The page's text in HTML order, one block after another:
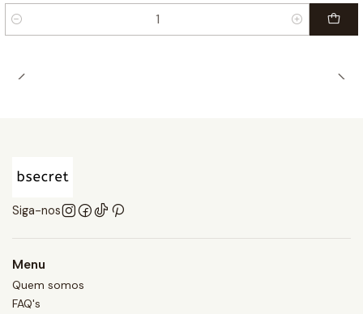
Quantidade
Siga-nos
Menu
Quem somos
FAQ's